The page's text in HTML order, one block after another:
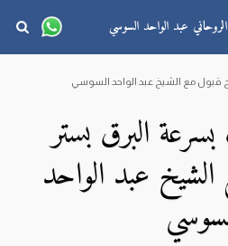
عبد الواحد السوسي
قبول مع الشيخ عبد الواحد السوسي
البرق بستر
عبد الواحد